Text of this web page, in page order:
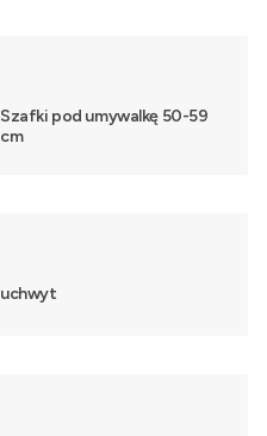
Szafki pod umywalkę 50-59
cm
uchwyt